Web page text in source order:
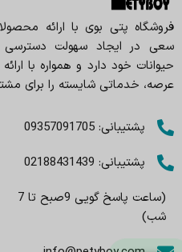
فروشگاه پتی بوی با ارائه
سعی در ایجاد سهولت دسترسی
حیوانات خود دارد و همواره با
عرصه، خدماتی شایسته را برای
پشتیبانی: 09357091705
پشتیبانی: 02188431439
(ساعت پاسخ گویی 9صبح تا 7
شب)